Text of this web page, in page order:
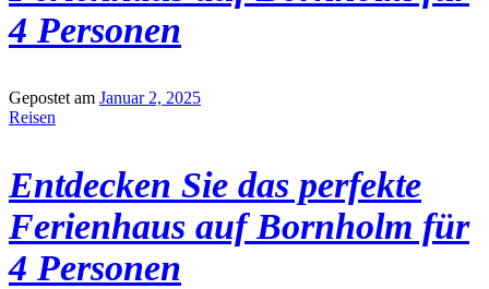
4 Personen
Gepostet am Januar 2, 2025
Reisen
Entdecken Sie das perfekte
Ferienhaus auf Bornholm für
4 Personen